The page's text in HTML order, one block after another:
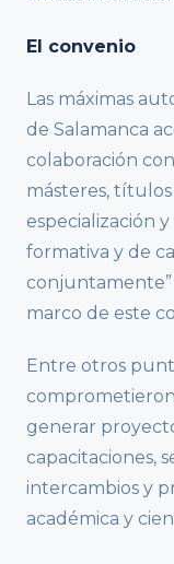
El convenio
Las máximas
de Salamanca
colaboración
másteres,
especialización
formativa y de
conjuntamente”
marco de este
Entre otros
generar
capacitaciones,
intercambios y
académica y